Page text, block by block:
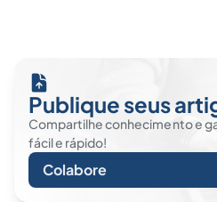
Publique seus
Compartilhe conhecimento e
fácil e rápido!
Colabore